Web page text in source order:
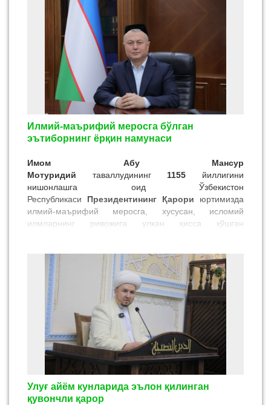
Бу қарор нафақат Имом Мотуридийнинг ҳаёти ва
таълимотини янада чуқур ўрганишга, балки
мамлакатимизда
илм-маърифатни юксалтириш,
ислом қадриятларини асл ҳолатда тарғиб қилиш
ва соф ақийдавий йўналишни кенг ёйишда муҳим
аҳамият касб этади.
Илмий-маърифий меросга бўлган
эътиборнинг ёрқин намунаси
Имом Абу Мансур
Мотуридий
таваллудининг 1155
йиллигини
нишонлашга оид Ўзбекистон
Республикаси
Президентининг Қарори
юртимизда
илмий-маърифий меросга, хусусан, исломий
илмларнинг ривожига улкан ҳисса қўшган
ибратли ҳаёт йўли ва мотуридийлик таълимотини
кенг ёйиш, балки диний бағрикенглик, мўътадиллик
ва маърифатга асосланган жамиятни
шакллантиришда улкан аҳамият касб этади.
Улуғ айём кунларида эълон қилинган
қувончли қарор